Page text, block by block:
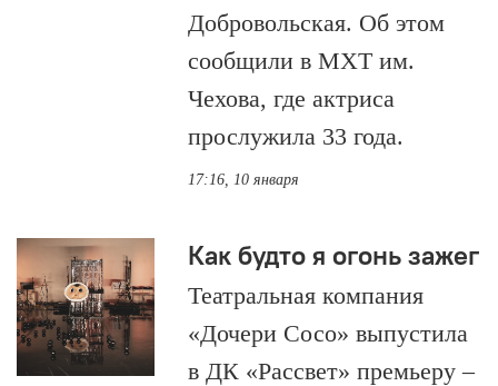
Добровольская. Об этом
сообщили в МХТ им.
Чехова, где актриса
прослужила 33 года.
17:16, 10 января
Как будто я огонь зажег
Театральная компания
«Дочери Сосо» выпустила
в ДК «Рассвет» премьеру –